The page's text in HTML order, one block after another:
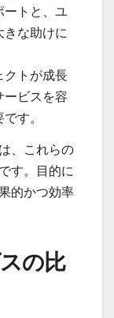
ートと、ユ
きな助けに
クトが成長
ービスを容
す。
、これらの
す。目的に
的かつ効率
の比